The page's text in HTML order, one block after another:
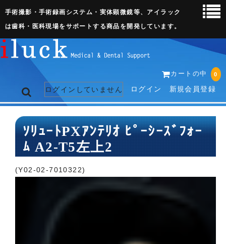
手術撮影・手術録画システム・実体顕微鏡等、アイラック
は歯科・医科現場をサポートする商品を開発しています。
カートの中 0
ログインしていません ログイン 新規会員登録
トップページ
ネット販売ページ
歯科関連機器
ｿﾘｭｰﾄPXｱﾝﾃﾘｵ ﾋﾟｰｼｰｽﾞﾌｫｰ
ﾑ A2-T5左上2
(Y02-02-7010322)